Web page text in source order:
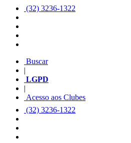
(32) 3236-1322
Buscar
|
LGPD
|
Acesso aos Clubes
(32) 3236-1322